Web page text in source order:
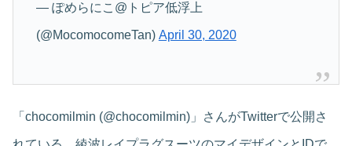
— ぽめらにこ@トピア低浮上
(@MocomocomeTan) April 30, 2020
「chocomilmin (@chocomilmin)」さんがTwitterで公開さ